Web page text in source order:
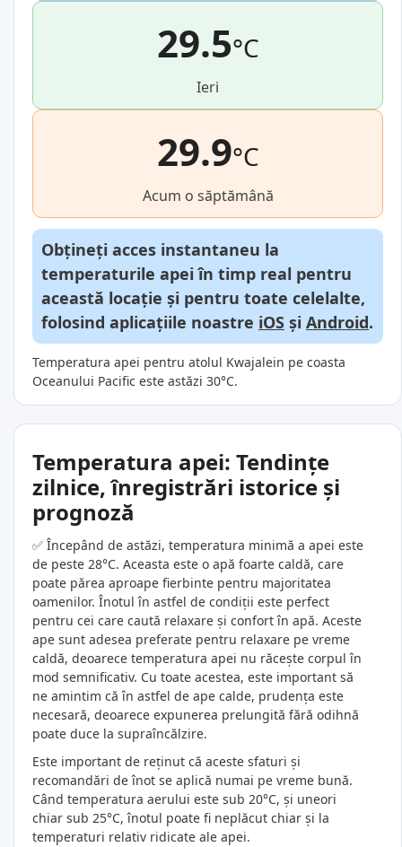
29.5°C
Ieri
29.9°C
Acum o săptămână
Obțineți acces instantaneu la
temperaturile apei în timp real pentru
această locație și pentru toate celelalte,
folosind aplicațiile noastre iOS și Android.
Temperatura apei pentru atolul Kwajalein pe coasta
Oceanului Pacific este astăzi 30°C.
Temperatura apei: Tendințe
zilnice, înregistrări istorice și
prognoză
✅ Începând de astăzi, temperatura minimă a apei este
de peste 28°C. Aceasta este o apă foarte caldă, care
poate părea aproape fierbinte pentru majoritatea
oamenilor. Înotul în astfel de condiții este perfect
pentru cei care caută relaxare și confort în apă. Aceste
ape sunt adesea preferate pentru relaxare pe vreme
caldă, deoarece temperatura apei nu răcește corpul în
mod semnificativ. Cu toate acestea, este important să
ne amintim că în astfel de ape calde, prudența este
necesară, deoarece expunerea prelungită fără odihnă
poate duce la supraîncălzire.
Este important de reținut că aceste sfaturi și
recomandări de înot se aplică numai pe vreme bună.
Când temperatura aerului este sub 20°C, și uneori
chiar sub 25°C, înotul poate fi neplăcut chiar și la
temperaturi relativ ridicate ale apei.